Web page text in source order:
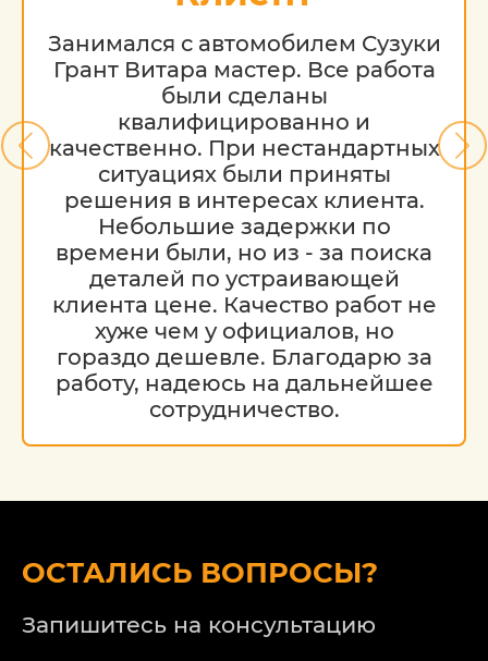
Занимался с автомобилем Сузуки
Грант Витара мастер. Все работа
были сделаны
квалифицированно и
качественно. При нестандартных
ситуациях были приняты
решения в интересах клиента.
Небольшие задержки по
времени были, но из - за поиска
деталей по устраивающей
клиента цене. Качество работ не
хуже чем у официалов, но
гораздо дешевле. Благодарю за
работу, надеюсь на дальнейшее
сотрудничество.
ОСТАЛИСЬ ВОПРОСЫ?
Запишитесь на консультацию